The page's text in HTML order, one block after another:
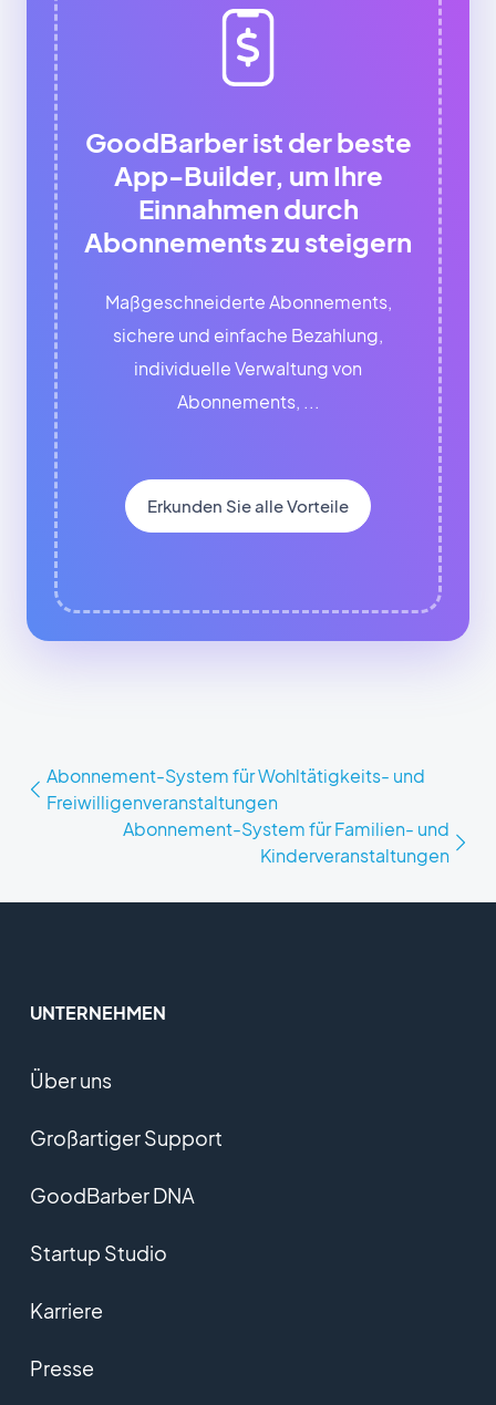
GoodBarber ist der beste
App-Builder, um Ihre
Einnahmen durch
Abonnements zu steigern
Maßgeschneiderte Abonnements,
sichere und einfache Bezahlung,
individuelle Verwaltung von
Abonnements, ...
Erkunden Sie alle Vorteile
Abonnement-System für Wohltätigkeits- und
Freiwilligenveranstaltungen
Abonnement-System für Familien- und
Kinderveranstaltungen
UNTERNEHMEN
Über uns
Großartiger Support
GoodBarber DNA
Startup Studio
Karriere
Presse